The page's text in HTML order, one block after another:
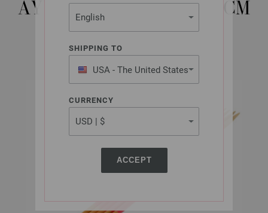
SHIPPING TO
USA - The United States
of America
CURRENCY
ACCEPT
AYURVEDA NO. 4,0/20CM